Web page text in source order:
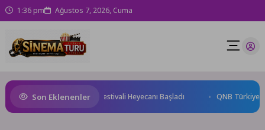
1:36 pm Ağustos 7, 2026, Cuma
Son Eklenenler
Konya’da Bisiklet Festivali Heyecanı Başladı QNB Türkiye